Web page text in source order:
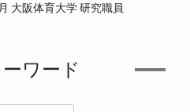
大阪体育大学 研究職員
ワード